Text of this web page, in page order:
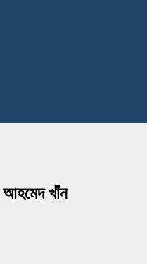
আহমেদ খাঁন